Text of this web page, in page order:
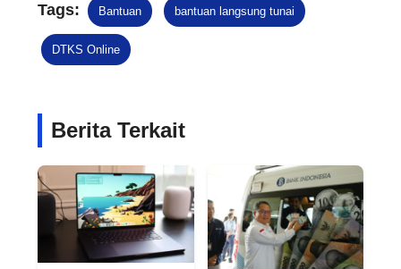
Tags: Bantuan bantuan langsung tunai
DTKS Online
Berita Terkait